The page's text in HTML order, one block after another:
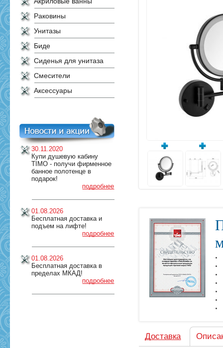
Раковины
Унитазы
Биде
Сиденья для унитаза
Смесители
Аксессуары
30.11.2020
Купи душевую кабину
TIMO - получи фирменное
банное полотенце в
подарок!
подробнее
01.08.2026
Бесплатная доставка и
подъем на лифте!
подробнее
01.08.2026
Бесплатная доставка в
пределах МКАД!
подробнее
Доставка